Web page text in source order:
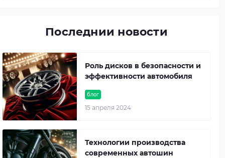
Последнии новости
блог
15 апреля 2024
Роль дисков в безопасности и
эффективности автомобиля
Технологии производства
современных автошин